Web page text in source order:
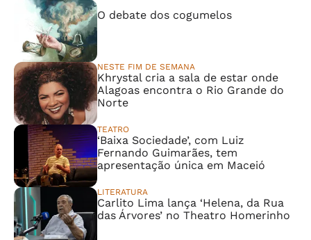
O debate dos cogumelos
NESTE FIM DE SEMANA
Khrystal cria a sala de estar onde
Alagoas encontra o Rio Grande do
Norte
TEATRO
‘Baixa Sociedade’, com Luiz
Fernando Guimarães, tem
apresentação única em Maceió
LITERATURA
Carlito Lima lança ‘Helena, da Rua
das Árvores’ no Theatro Homerinho